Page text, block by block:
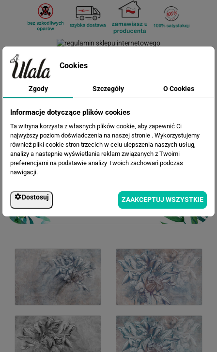
Cena przed rabatem:
Cena po rabacie: 433.08 zł
WERSJE KOLORYSTYCZNE
Cookies
Zgody Szczegóły O Cookies
Informacje dotyczące plików cookies
Ta witryna korzysta z własnych plików cookie, aby zapewnić Ci
najwyższy poziom doświadczenia na naszej stronie . Wykorzystujemy
również pliki cookie stron trzecich w celu ulepszenia naszych usług,
analizy a nastepnie wyświetlania reklam związanych z Twoimi
preferencjami na podstawie analizy Twoich zachowań podczas
nawigacji.
Dostosuj ZAAKCEPTUJ WSZYSTKIE